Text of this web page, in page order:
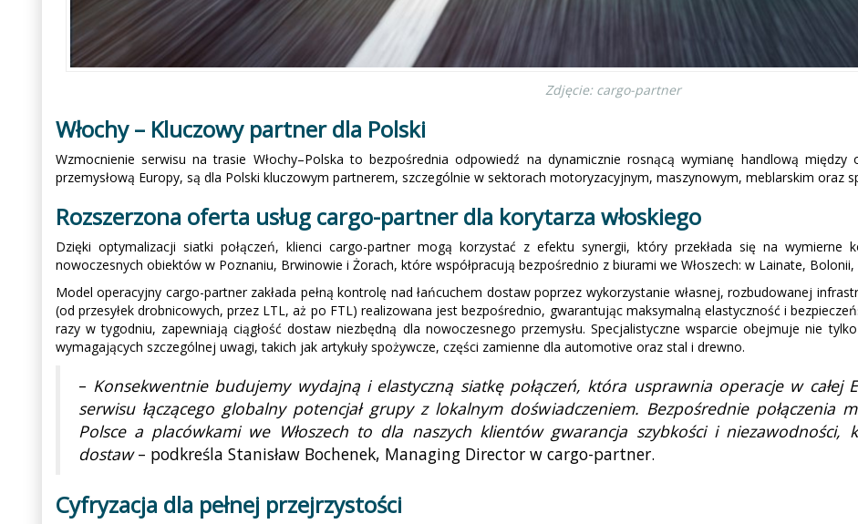
Zdjęcie: cargo-partner
Włochy – Kluczowy partner dla Polski
Wzmocnienie serwisu na trasie Włochy–Polska to bezpośrednia odpowiedź na dynamicznie rosnącą wymianę handlową
przemysłową Europy, są dla Polski kluczowym partnerem, szczególnie w sektorach motoryzacyjnym, maszynowym, meblarskim oraz
Rozszerzona oferta usług cargo-partner dla korytarza włoskiego
Dzięki optymalizacji siatki połączeń, klienci cargo-partner mogą korzystać z efektu synergii, który przekłada się na wymierne
nowoczesnych obiektów w Poznaniu, Brwinowie i Żorach, które współpracują bezpośrednio z biurami we Włoszech: w Lainate,
Model operacyjny cargo-partner zakłada pełną kontrolę nad łańcuchem dostaw poprzez wykorzystanie własnej, rozbudowanej
(od przesyłek drobnicowych, przez LTL, aż po FTL) realizowana jest bezpośrednio, gwarantując maksymalną elastyczność i
razy w tygodniu, zapewniają ciągłość dostaw niezbędną dla nowoczesnego przemysłu. Specjalistyczne wsparcie obejmuje nie
wymagających szczególnej uwagi, takich jak artykuły spożywcze, części zamienne dla automotive oraz stal i drewno.
– Konsekwentnie budujemy wydajną i elastyczną siatkę połączeń, która usprawnia operacje w całej
serwisu łączącego globalny potencjał grupy z lokalnym doświadczeniem. Bezpośrednie połączenia
Polsce a placówkami we Włoszech to dla naszych klientów gwarancja szybkości i niezawodności,
dostaw– podkreśla Stanisław Bochenek, Managing Director w cargo-partner.
Cyfryzacja dla pełnej przejrzystości